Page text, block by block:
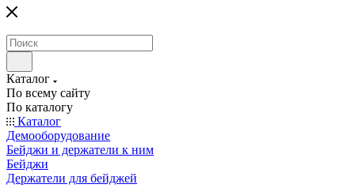
Каталог
По всему сайту
По каталогу
Каталог
Демооборудование
Бейджи и держатели к ним
Бейджи
Держатели для бейджей